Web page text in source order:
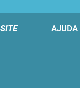
SITE AJUDA